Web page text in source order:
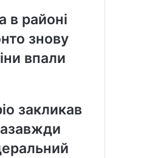
в районі
знову
впали
закликав